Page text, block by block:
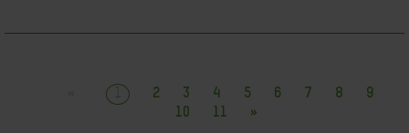
« 1 2 3 4 5 6 7 8
9
10
11 »